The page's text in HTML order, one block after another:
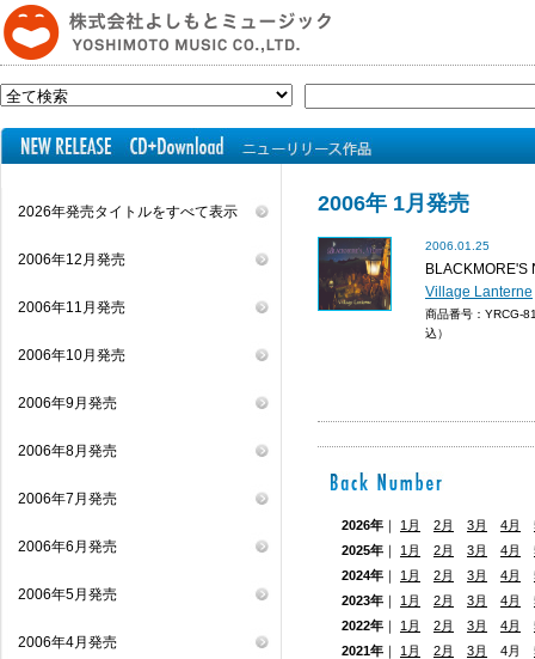
2026年発売タイトルをすべて表示
2006年12月発売
2006年11月発売
2006年10月発売
2006年9月発売
2006年8月発売
2006年7月発売
2006年6月発売
2006年5月発売
2006年4月発売
2006年 1月発売
2006.01.25
BLACKMORE'S
Village Lanterne
商品番号：YRCG-
込）
2026年 ｜ 1月 2月 3月 4月
2025年 ｜ 1月 2月 3月 4月
2024年 ｜ 1月 2月 3月 4月
2023年 ｜ 1月 2月 3月 4月
2022年 ｜ 1月 2月 3月 4月
2021年 ｜ 1月 2月 3月 4月